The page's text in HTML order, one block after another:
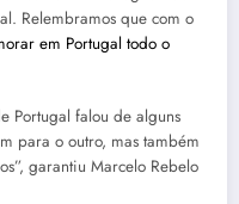
Relembramos que com o
em Portugal todo o
Portugal falou de alguns
para o outro, mas também
garantiu Marcelo Rebelo